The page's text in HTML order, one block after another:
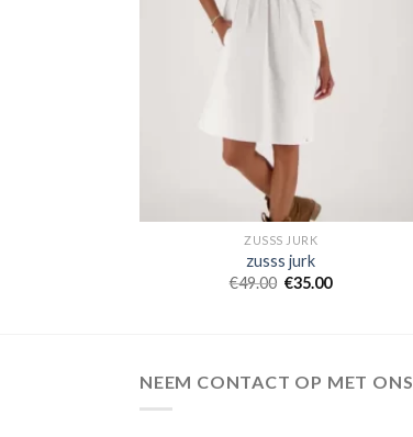
ZUSSS JURK
zusss jurk
€49.00 €35.00
NEEM CONTACT OP MET ONS